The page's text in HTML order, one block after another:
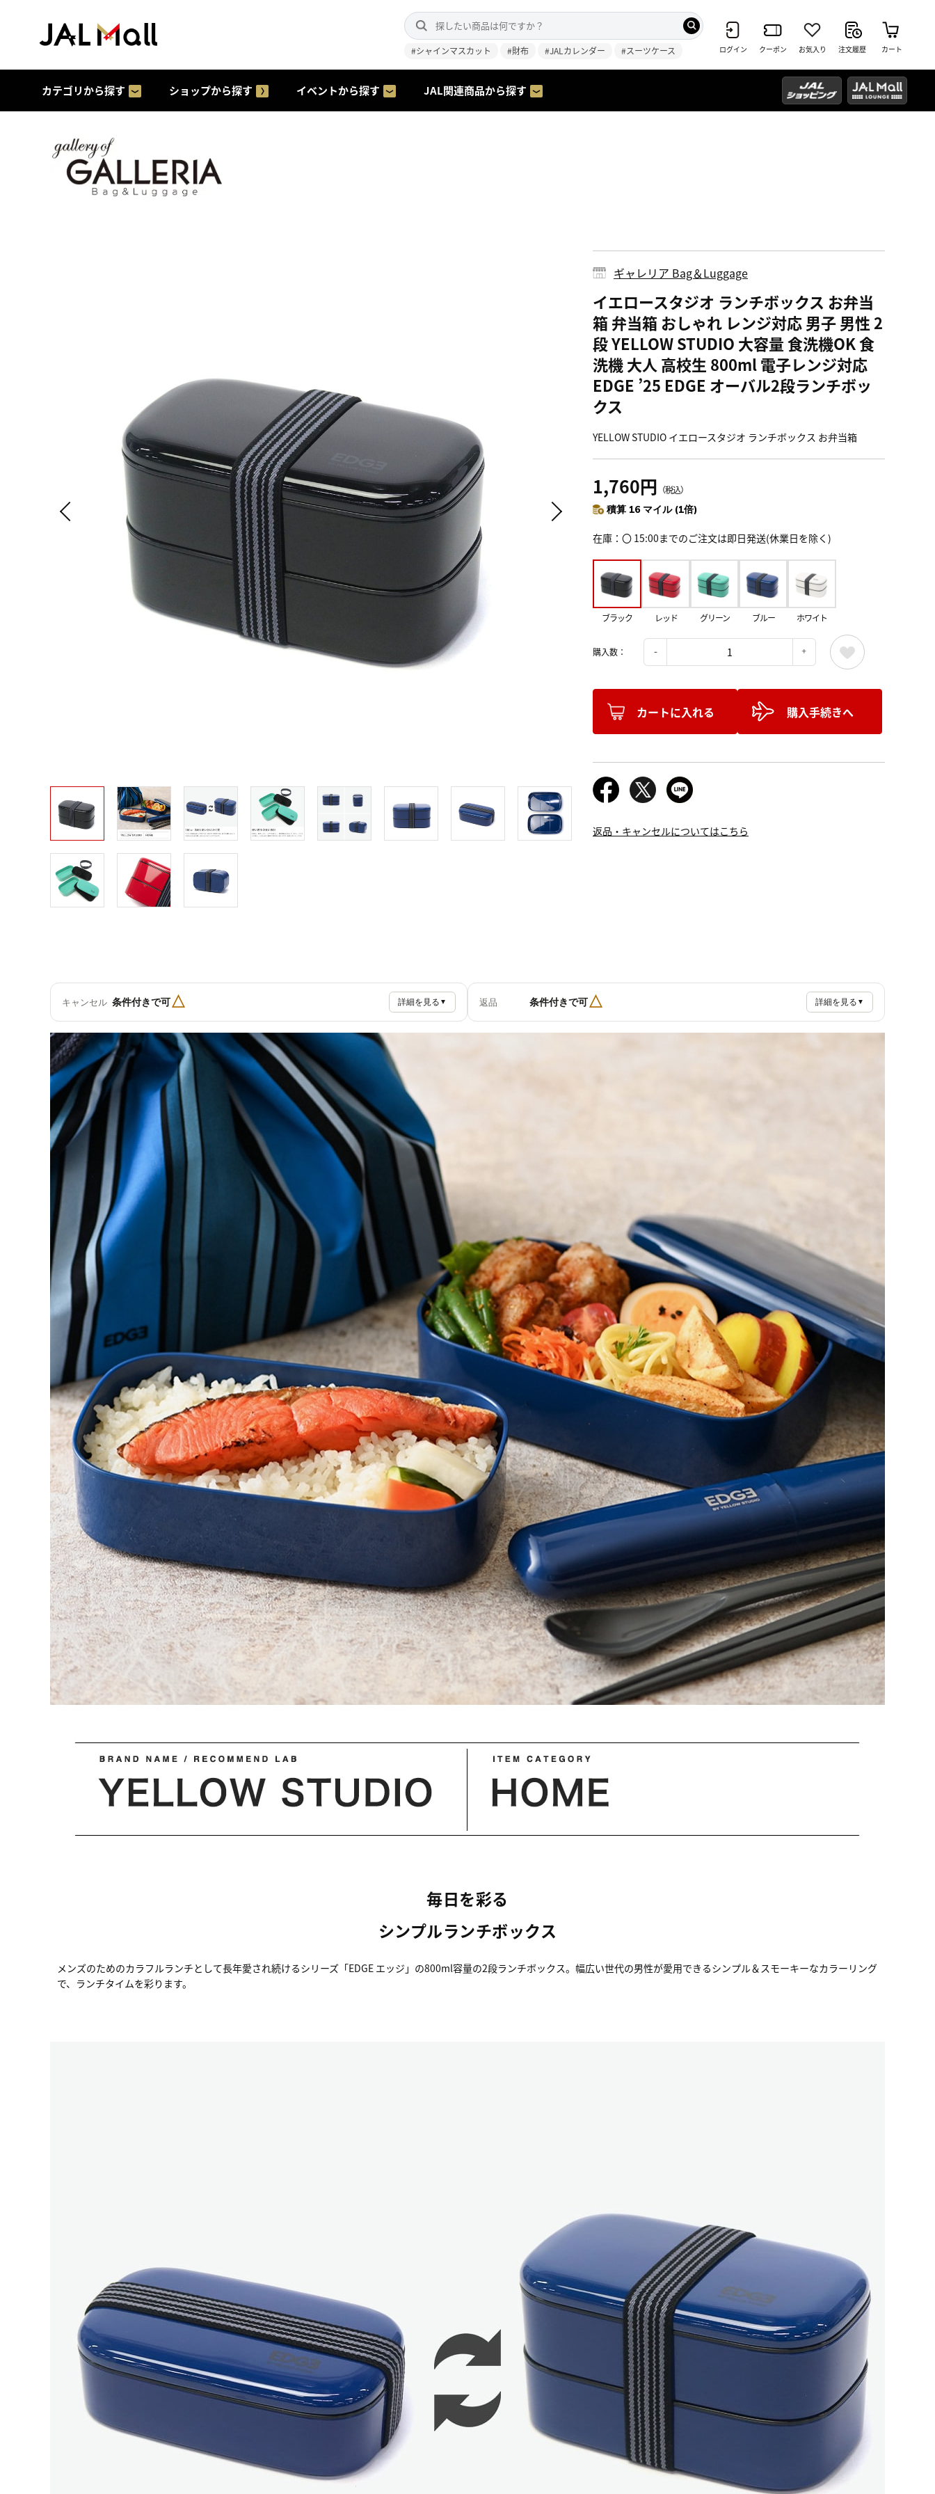
#シャインマスカット #財布 #JALカレンダー #スーツケース ログイン クーポン お気入り 注文履歴 カート
カテゴリから探す ショップから探す イベントから探す JAL関連商品から探す
ギャレリア Bag＆Luggage
イエロースタジオ ランチボックス お弁当
箱 弁当箱 おしゃれ レンジ対応 男子 男性 2
段 YELLOW STUDIO 大容量 食洗機OK 食
洗機 大人 高校生 800ml 電子レンジ対応
EDGE ’25 EDGE オーバル2段ランチボッ
クス
YELLOW STUDIO イエロースタジオ ランチボックス お弁当箱
1,760円 （税込）
積算 16 マイル (1倍)
在庫 〇 15:00までのご注文は即日発送(休業日を除く)
ブラック レッド グリーン ブルー ホワイト
購入数：
カートに入れる 購入手続きへ
返品・キャンセルについてはこちら
キャンセル 条件付きで可△ 詳細を見る ▼ 返品 条件付きで可△ 詳細を見る ▼
毎日を彩る
シンプルランチボックス
メンズのためのカラフルランチとして長年愛され続けるシリーズ「EDGE エッジ」の800ml容量の2段ランチボックス。幅広い世代の男性が愛用できるシンプル＆スモーキーなカラーリング
で、ランチタイムを彩ります。